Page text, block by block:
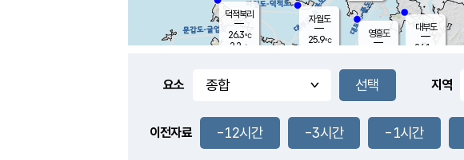
풍도
0.3m/s
영흥도
자월도
25.9℃
대부도
26.1
-
덕적북리
26.3℃
2.2 m/s
요소 지역
이전자료 -12시간 -3시간 -1시간